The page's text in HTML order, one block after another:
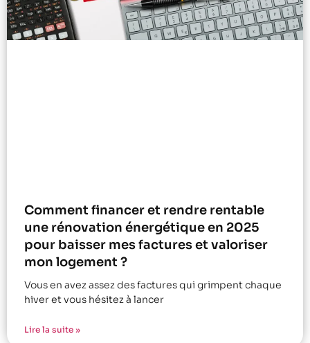
Comment financer et rendre rentable
une rénovation énergétique en 2025
pour baisser mes factures et valoriser
mon logement ?
Vous en avez assez des factures qui grimpent chaque
hiver et vous hésitez à lancer
Lire la suite »